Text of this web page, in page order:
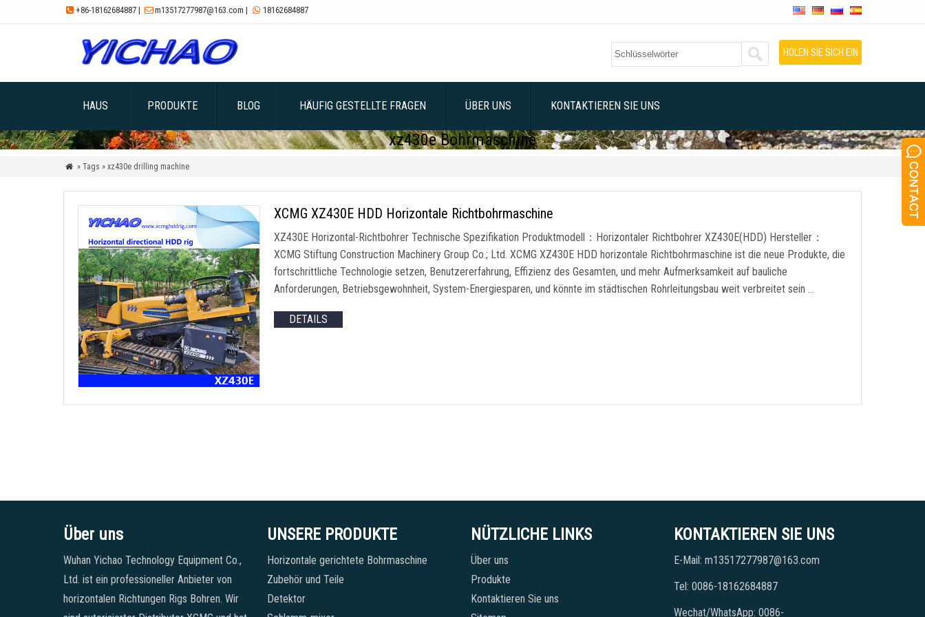
 +86-18162684887 | m13517277987@163.com |  18162684887
HOLEN SIE SICH EIN
HAUS PRODUKTE BLOG HÄUFIG GESTELLTE FRAGEN ÜBER UNS KONTAKTIEREN SIE UNS
xz430e Bohrmaschine
 » Tags » xz430e drilling machine
XCMG XZ430E HDD Horizontale Richtbohrmaschine
XZ430E Horizontal-Richtbohrer Technische Spezifikation Produktmodell：Horizontaler Richtbohrer XZ430E(HDD) Hersteller：
XCMG Stiftung Construction Machinery Group Co.; Ltd. XCMG XZ430E HDD horizontale Richtbohrmaschine ist die neue Produkte, die
fortschrittliche Technologie setzen, Benutzererfahrung, Effizienz des Gesamten, und mehr Aufmerksamkeit auf bauliche
Anforderungen, Betriebsgewohnheit, System-Energiesparen, und könnte im städtischen Rohrleitungsbau weit verbreitet sein …
DETAILS
Über uns
Wuhan Yichao Technology Equipment Co.,
Ltd. ist ein professioneller Anbieter von
horizontalen Richtungen Rigs Bohren. Wir
UNSERE PRODUKTE
Horizontale gerichtete Bohrmaschine
Zubehör und Teile
Detektor
NÜTZLICHE LINKS
Über uns
Produkte
Kontaktieren Sie uns
KONTAKTIEREN SIE UNS
E-Mail: m13517277987@163.com
Tel: 0086-18162684887
Wechat/WhatsApp: 0086-